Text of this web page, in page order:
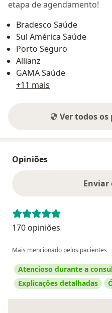
etapa de agendamento!
Bradesco Saúde
Sul América Saúde
Porto Seguro
Allianz
GAMA Saúde
+11 mais
Ver todos os
Opiniões
170 opiniões
Mais mencionado pelos pacientes
Atencioso durante a
Explicações detalhadas